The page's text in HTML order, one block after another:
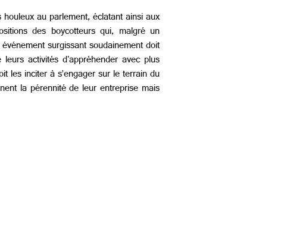
au parlement, éclatant ainsi aux
des boycotteurs qui, malgré un
surgissant soudainement doit
activités d'appréhender avec plus
les inciter à s’engager sur le terrain du
la pérennité de leur entreprise mais